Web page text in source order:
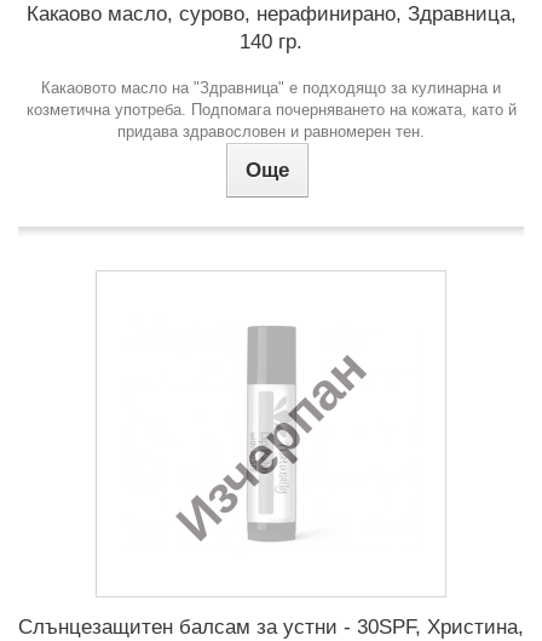
Какаово масло, сурово, нерафинирано, Здравница,
140 гр.
Какаовото масло на "Здравница" е подходящо за кулинарна и
козметична употреба. Подпомага почерняването на кожата, като й
придава здравословен и равномерен тен.
Още
Изчерпан
Слънцезащитен балсам за устни - 30SPF, Христина,